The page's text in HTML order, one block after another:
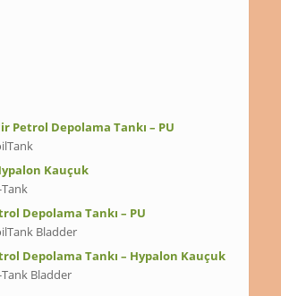
Petrol Depolama Tankı – PU
Kauçuk
Depolama Tankı – PU
Bladder
Depolama Tankı – Hypalon Kauçuk
Bladder